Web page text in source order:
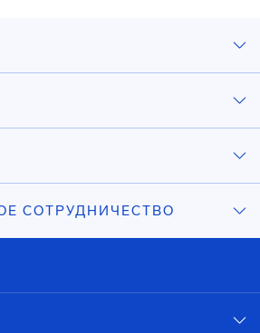
СОТРУДНИЧЕСТВО